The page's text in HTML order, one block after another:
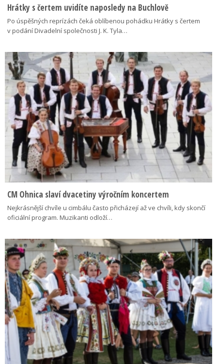
Hrátky s čertem uvidíte naposledy na Buchlově
Po úspěšných reprízách čeká oblíbenou pohádku Hrátky s čertem
v podání Divadelní společnosti J. K. Tyla…
CM Ohnica slaví dvacetiny výročním koncertem
Nejkrásnější chvíle u cimbálu často přicházejí až ve chvíli, kdy skončí
oficiální program. Muzikanti odloží…